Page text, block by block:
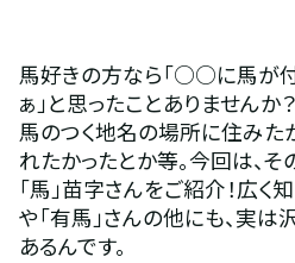
馬好きの方なら「○○に馬が
ぁ」と思ったことありませんか
馬のつく地名の場所に住みた
れたかったとか等。今回は、
「馬」苗字さんをご紹介！広く
や「有馬」さんの他にも、実は
あるんです。